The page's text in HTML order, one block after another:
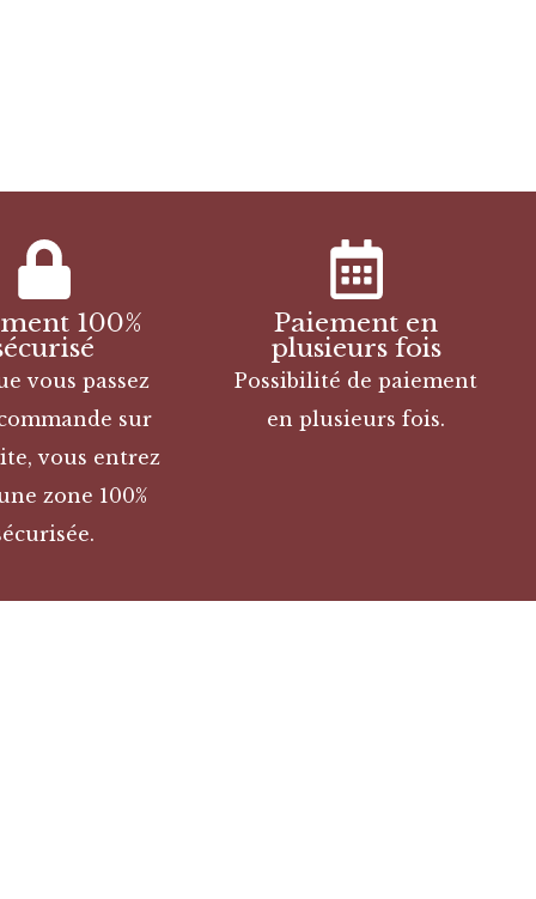
100%
vous passez
sur
vous entrez
zone 100%
Paiement en
plusieurs fois
Possibilité de paiement
en plusieurs fois.